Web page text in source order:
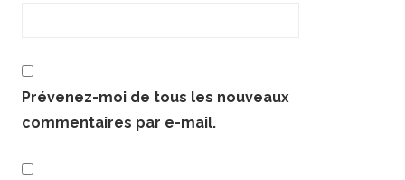
Prévenez-moi de tous les nouveaux
commentaires par e-mail.